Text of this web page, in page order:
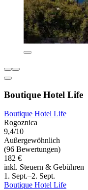
Boutique Hotel Life
Boutique Hotel Life
Rogoznica
9,4/10
Außergewöhnlich
(96 Bewertungen)
182 €
inkl. Steuern & Gebühren
1. Sept.–2. Sept.
Boutique Hotel Life